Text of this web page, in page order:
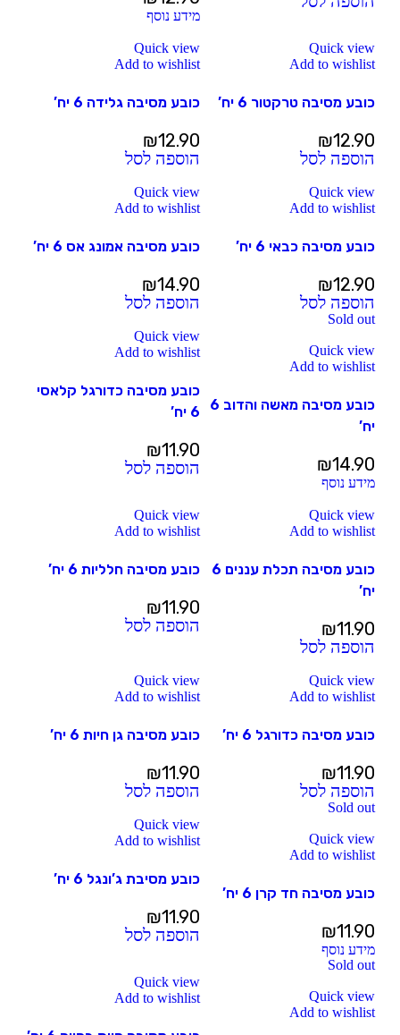
מידע נוסף
Quick view
Add to wishlist
כובע מסיבה טרקטור 6 יח’
₪12.90
הוספה לסל
Quick view
Add to wishlist
כובע מסיבה גלידה 6 יח’
₪12.90
הוספה לסל
Quick view
Add to wishlist
כובע מסיבה כבאי 6 יח’
₪12.90
הוספה לסל
Quick view
Add to wishlist
כובע מסיבה אמונג אס 6 יח’
₪14.90
הוספה לסל
Sold out
Quick view
Add to wishlist
כובע מסיבה מאשה והדוב 6
יח’
₪14.90
מידע נוסף
Quick view
Add to wishlist
כובע מסיבה כדורגל קלאסי
6 יח’
₪11.90
הוספה לסל
Quick view
Add to wishlist
כובע מסיבה תכלת עננים 6
יח’
₪11.90
הוספה לסל
Quick view
Add to wishlist
כובע מסיבה חלליות 6 יח’
₪11.90
הוספה לסל
Quick view
Add to wishlist
כובע מסיבה כדורגל 6 יח’
₪11.90
הוספה לסל
Quick view
Add to wishlist
כובע מסיבה גן חיות 6 יח’
₪11.90
הוספה לסל
Sold out
Quick view
Add to wishlist
כובע מסיבה חד קרן 6 יח’
₪11.90
מידע נוסף
Quick view
Add to wishlist
כובע מסיבת ג’ונגל 6 יח’
₪11.90
הוספה לסל
Sold out
Quick view
Add to wishlist
Quick view
Add to wishlist